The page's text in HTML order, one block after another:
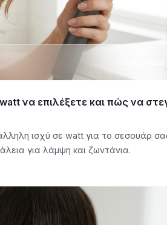
να επιλέξετε και πώς να
ισχύ σε watt για το σεσουάρ
για λάμψη και ζωντάνια.